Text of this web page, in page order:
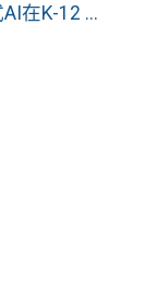
在K-12 ...